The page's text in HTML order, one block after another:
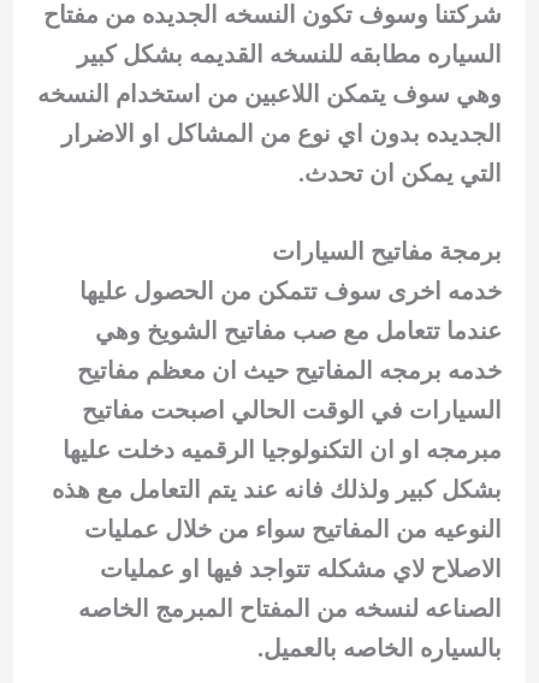
شركتنا وسوف تكون النسخه الجديده من مفتاح
السياره مطابقه للنسخه القديمه بشكل كبير
وهي سوف يتمكن اللاعبين من استخدام النسخه
الجديده بدون اي نوع من المشاكل او الاضرار
التي يمكن ان تحدث.
برمجة مفاتيح السيارات
خدمه اخرى سوف تتمكن من الحصول عليها
عندما تتعامل مع صب مفاتيح الشويخ وهي
خدمه برمجه المفاتيح حيث ان معظم مفاتيح
السيارات في الوقت الحالي اصبحت مفاتيح
مبرمجه او ان التكنولوجيا الرقميه دخلت عليها
بشكل كبير ولذلك فانه عند يتم التعامل مع هذه
النوعيه من المفاتيح سواء من خلال عمليات
الاصلاح لاي مشكله تتواجد فيها او عمليات
الصناعه لنسخه من المفتاح المبرمج الخاصه
بالسياره الخاصه بالعميل.